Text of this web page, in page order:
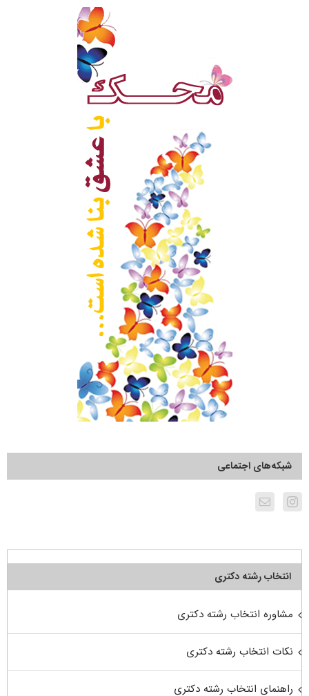
شبکه‌های اجتماعی
انتخاب رشته دکتری
مشاوره انتخاب رشته دکتری
نکات انتخاب رشته دکتری
راهنمای انتخاب رشته دکتری